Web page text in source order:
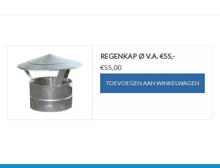
REGENKAP Ø V.A. €55,-
€55,00
TOEVOEGEN AAN WINKELWAGEN